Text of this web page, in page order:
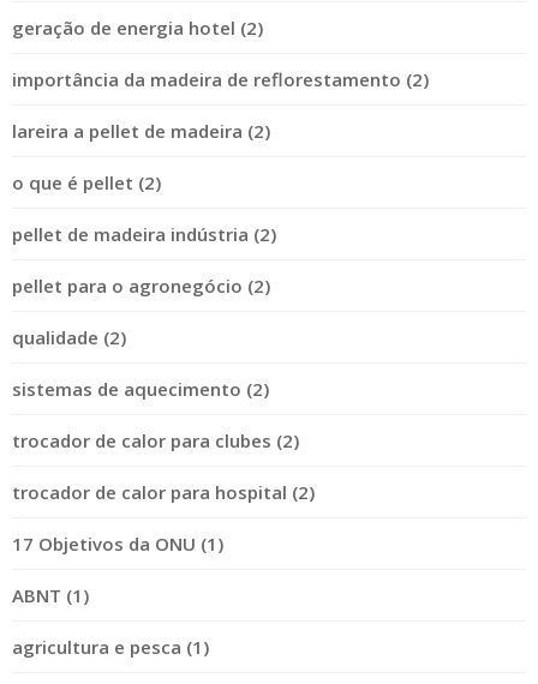
geração de energia hotel (2)
importância da madeira de reflorestamento (2)
lareira a pellet de madeira (2)
o que é pellet (2)
pellet de madeira indústria (2)
pellet para o agronegócio (2)
qualidade (2)
sistemas de aquecimento (2)
trocador de calor para clubes (2)
trocador de calor para hospital (2)
17 Objetivos da ONU (1)
ABNT (1)
agricultura e pesca (1)